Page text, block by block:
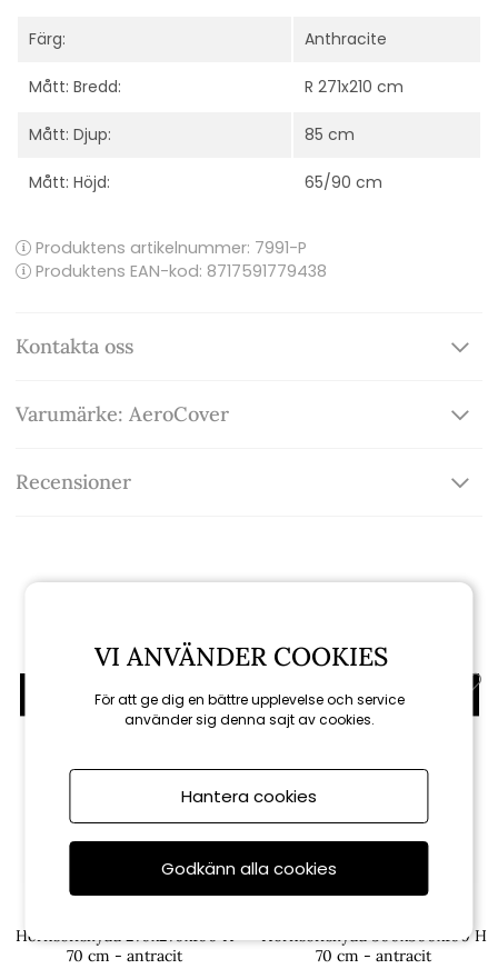
Färg: Anthracite
Mått: Bredd: R 271x210 cm
Mått: Djup: 85 cm
Mått: Höjd: 65/90 cm
Produktens artikelnummer: 7991-P
Produktens EAN-kod: 8717591779438
Kontakta oss
Varumärke: AeroCover
Recensioner
Hörnsoffskydd 270x270x100 H
70 cm - antracit
Hörnsoffskydd 300x300x100 H
70 cm - antracit
VI ANVÄNDER COOKIES
För att ge dig en bättre upplevelse och service
använder sig denna sajt av cookies.
Hantera cookies
Godkänn alla cookies